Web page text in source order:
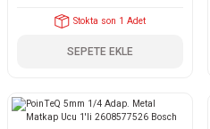
Stokta son 1 Adet
SEPETE EKLE